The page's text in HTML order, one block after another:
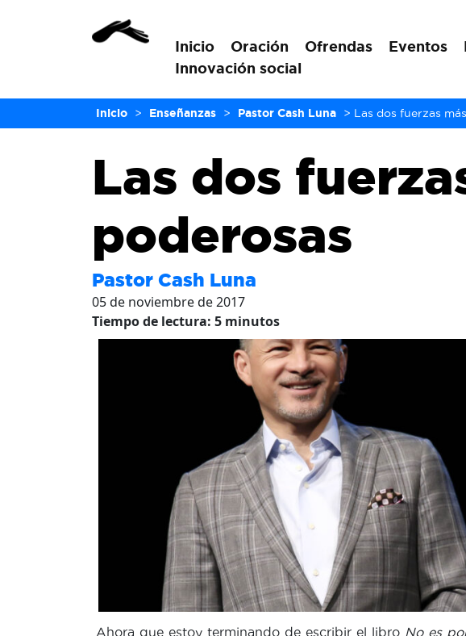
Inicio Oración Ofrendas Eventos
Innovación social
Inicio > Enseñanzas > Pastor Cash Luna > Las dos fuerzas
Las dos
poderosas
Pastor Cash Luna
05 de noviembre de 2017
Tiempo de lectura: 5 minutos
Ahora que estoy terminando de escribir el libro No es